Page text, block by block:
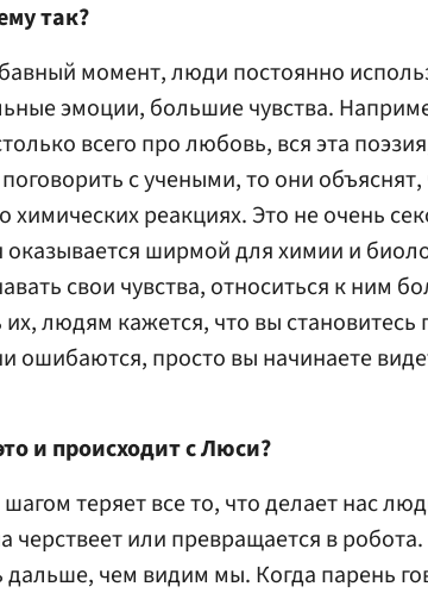
так?
момент, люди постоянно
эмоции, большие чувства.
всего про любовь, вся эта
с учеными, то они
химических реакциях. Это не очень
оказывается ширмой для химии и
свои чувства, относиться к ним
людям кажется, что вы становитесь
ошибаются, просто вы начинаете
и происходит с Люси?
теряет все то, что делает нас
черствеет или превращается в
дальше, чем видим мы. Когда парень